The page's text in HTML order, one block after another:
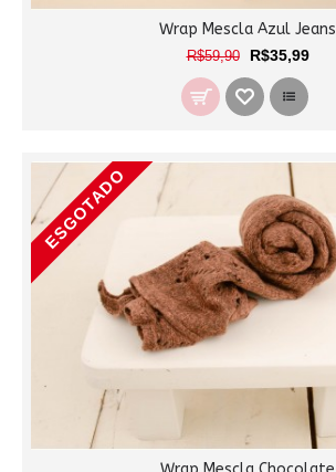
Wrap Mescla Azul Jeans
R$59,90 R$35,99
ESGOTADO